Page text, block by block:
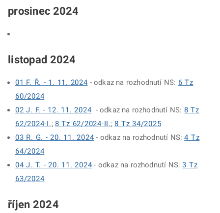
prosinec 2024
listopad 2024
01 F. Ř. - 1. 11. 2024 - odkaz na rozhodnutí NS: 6 Tz
60/2024
02 J. F. - 12. 11. 2024 - odkaz na rozhodnutí NS: 8 Tz
62/2024-I.; 8 Tz 62/2024-II.; 8 Tz 34/2025
03 R. G. - 20. 11. 2024 - odkaz na rozhodnutí NS:4 Tz
64/2024
04 J. T. - 20. 11. 2024 - odkaz na rozhodnutí NS:3 Tz
63/2024
říjen 2024